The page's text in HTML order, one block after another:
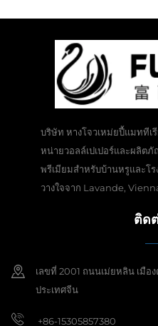
บริษัท หางโจวเหม่ยปี้แมททีเ
หน่ายวอลล์เปเปอร์และผลิต
พรีเมียมสำหรับบ้านหรูและโ
วางใจจาก Lavande,
ติด
เลขที่ 2001 ถนนเม่ยหลิน เมือ
ประเทศจีน
+86-15305857380